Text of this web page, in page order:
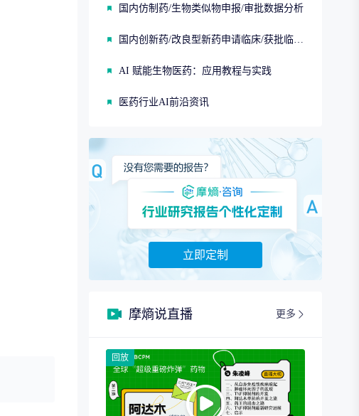
国内仿制药/生物类似物申报/审批数据分析
国内创新药/改良型新药申请临床/获批临床/申请上市/获批上市数据分析
AI 赋能生物医药：应用教程与实践
医药行业AI前沿资讯
立即定制
摩熵说直播 更多
回放